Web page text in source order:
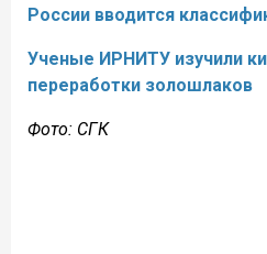
России вводится
Ученые ИРНИТУ изучили
переработки золошлаков
Фото: СГК